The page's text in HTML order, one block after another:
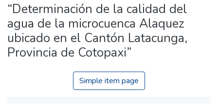
“Determinación de la calidad del
agua de la microcuenca Alaquez
ubicado en el Cantón Latacunga,
Provincia de Cotopaxi”
Simple item page